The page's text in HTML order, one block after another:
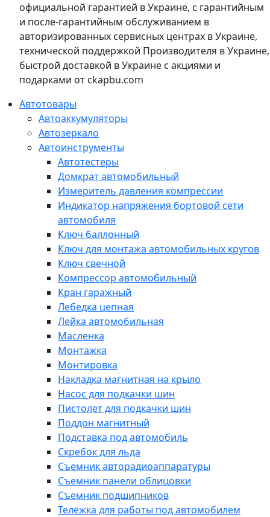
официальной гарантией в Украине, с гарантийным
и после-гарантийным обслуживанием в
авторизированных сервисных центрах в Украине,
технической поддержкой Производителя в Украине,
быстрой доставкой в Украине с акциями и
подарками от ckapbu.com
Автотовары
Автоаккумуляторы
Автозеркало
Автоинструменты
Автотестеры
Домкрат автомобильный
Измеритель давления компрессии
Индикатор напряжения бортовой сети
автомобиля
Ключ баллонный
Ключ для монтажа автомобильных кругов
Ключ свечной
Компрессор автомобильный
Кран гаражный
Лебедка цепная
Лейка автомобильная
Масленка
Монтажка
Монтировка
Накладка магнитная на крыло
Насос для подкачки шин
Пистолет для подкачки шин
Поддон магнитный
Подставка под автомобиль
Скребок для льда
Съемник авторадиоаппаратуры
Съемник панели облицовки
Съемник подшипников
Тележка для работы под автомобилем